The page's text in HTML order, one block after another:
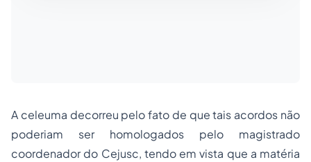
A celeuma decorreu pelo fato de que tais acordos não
poderiam ser homologados pelo magistrado
coordenador do Cejusc, tendo em vista que a matéria